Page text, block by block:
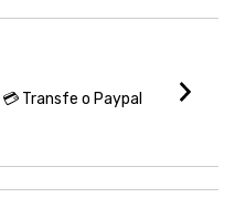
Transfe o Paypal